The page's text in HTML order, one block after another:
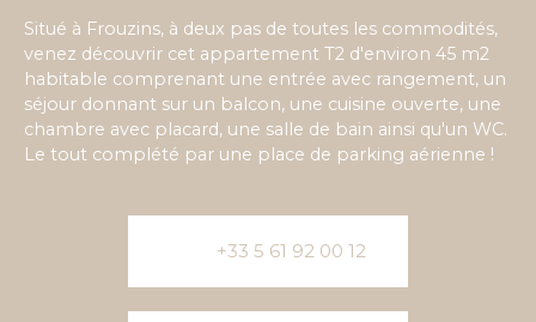
Situé à Frouzins, à deux pas de toutes les commodités,
venez découvrir cet appartement T2 d'environ 45 m2
habitable comprenant une entrée avec rangement, un
séjour donnant sur un balcon, une cuisine ouverte, une
chambre avec placard, une salle de bain ainsi qu'un WC.
Le tout complété par une place de parking aérienne !
+33 5 61 92 00 12